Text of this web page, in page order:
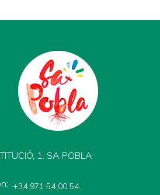
1. SA POBLA
+34 971 54 00 54